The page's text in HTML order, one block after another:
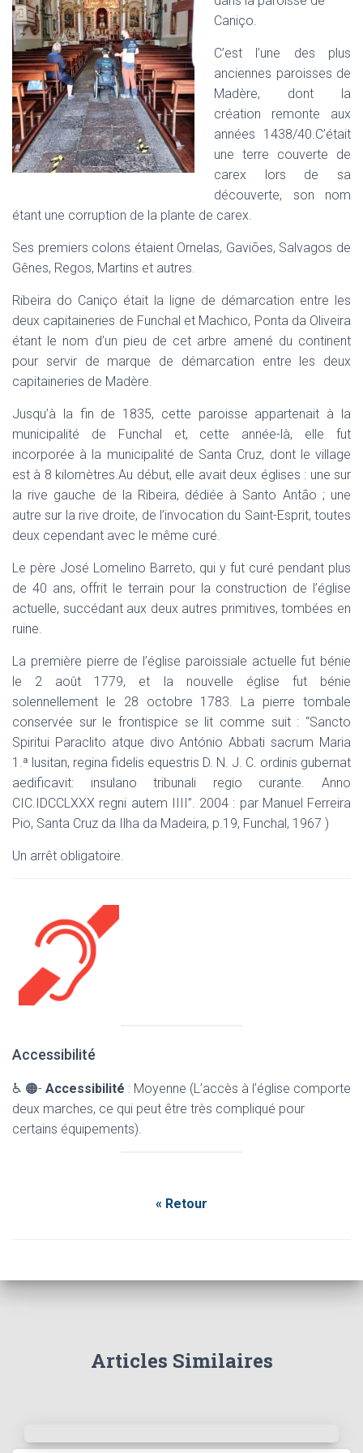
T
Caniço.
C’est l’une des plus
anciennes paroisses de
Madère, dont la
création remonte aux
années 1438/40.C’était
une terre couverte de
carex lors de sa
découverte, son nom
étant une corruption de la plante de carex.
Ses premiers colons étaient Ornelas, Gaviões, Salvagos de
Gênes, Regos, Martins et autres.
Ribeira do Caniço était la ligne de démarcation entre les
deux capitaineries de Funchal et Machico, Ponta da Oliveira
étant le nom d’un pieu de cet arbre amené du continent
pour servir de marque de démarcation entre les deux
capitaineries de Madère.
Jusqu’à la fin de 1835, cette paroisse appartenait à la
municipalité de Funchal et, cette année-là, elle fut
incorporée à la municipalité de Santa Cruz, dont le village
est à 8 kilomètres.Au début, elle avait deux églises : une sur
la rive gauche de la Ribeira, dédiée à Santo Antão ; une
autre sur la rive droite, de l’invocation du Saint-Esprit, toutes
deux cependant avec le même curé.
Le père José Lomelino Barreto, qui y fut curé pendant plus
de 40 ans, offrit le terrain pour la construction de l’église
actuelle, succédant aux deux autres primitives, tombées en
ruine.
La première pierre de l’église paroissiale actuelle fut bénie
le 2 août 1779, et la nouvelle église fut bénie
solennellement le 28 octobre 1783. La pierre tombale
conservée sur le frontispice se lit comme suit : “Sancto
Spiritui Paraclito atque divo António Abbati sacrum Maria
1.ª lusitan, regina fidelis equestris D. N. J. C. ordinis gubernat
aedificavit: insulano tribunali regio curante. Anno
CIC.IDCCLXXX regni autem IIII”. 2004 : par Manuel Ferreira
Pio, Santa Cruz da Ilha da Madeira, p.19, Funchal, 1967 )
Un arrêt obligatoire.
Accessibilité
♿ 🟠- Accessibilité : Moyenne (L’accès à l’église comporte
deux marches, ce qui peut être très compliqué pour
certains équipements).
« Retour
Articles Similaires